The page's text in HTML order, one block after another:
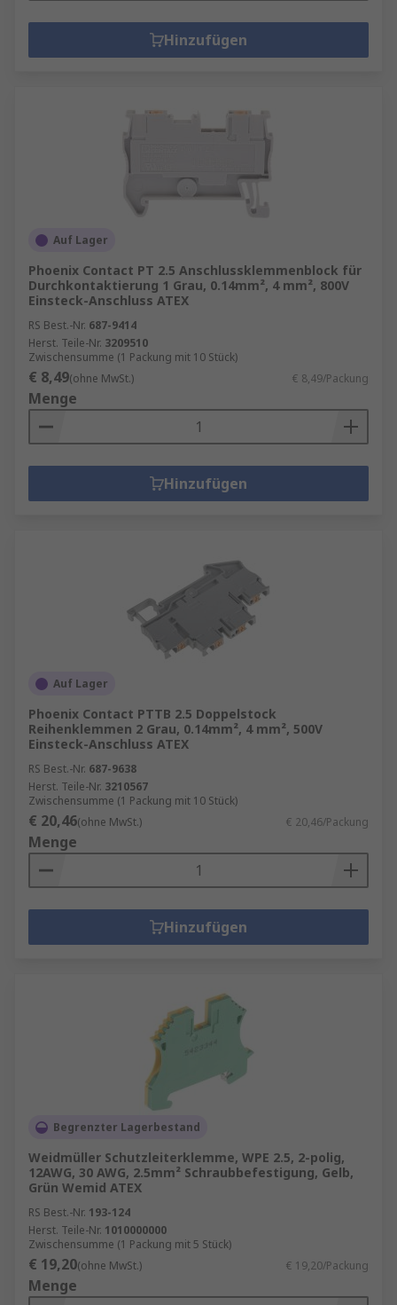
Hinzufügen
Auf Lager
Phoenix Contact PT 2.5 Anschlussklemmenblock für
Durchkontaktierung 1 Grau, 0.14mm², 4 mm², 800V
Einsteck-Anschluss ATEX
RS Best.-Nr. 687-9414
Herst. Teile-Nr. 3209510
Zwischensumme (1 Packung mit 10 Stück)
€ 8,49(ohne MwSt.) € 8,49/Packung
Menge
Hinzufügen
Auf Lager
Phoenix Contact PTTB 2.5 Doppelstock
Reihenklemmen 2 Grau, 0.14mm², 4 mm², 500V
Einsteck-Anschluss ATEX
RS Best.-Nr. 687-9638
Herst. Teile-Nr. 3210567
Zwischensumme (1 Packung mit 10 Stück)
€ 20,46(ohne MwSt.) € 20,46/Packung
Menge
Hinzufügen
Begrenzter Lagerbestand
Weidmüller Schutzleiterklemme, WPE 2.5, 2-polig,
12AWG, 30 AWG, 2.5mm² Schraubbefestigung, Gelb,
Grün Wemid ATEX
RS Best.-Nr. 193-124
Herst. Teile-Nr. 1010000000
Zwischensumme (1 Packung mit 5 Stück)
€ 19,20(ohne MwSt.) € 19,20/Packung
Menge